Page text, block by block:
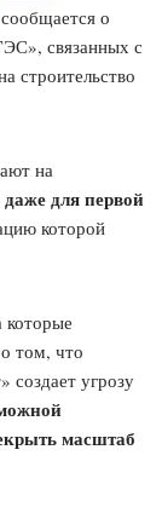
о
связанных с
строительство
на
для первой
которой
том, что
создает угрозу
масштаб